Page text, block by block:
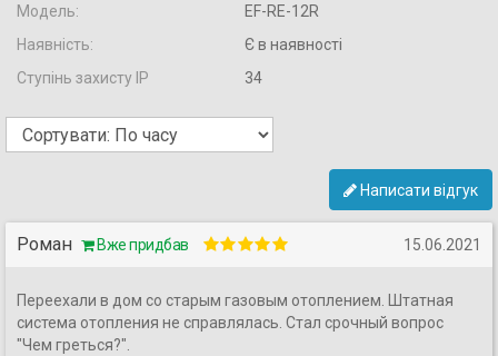
Модель:
EF-RE-12R
Наявність:
Є в наявності
Ступінь захисту IP
34
Написати відгук
Роман Вже придбав 15.06.2021
Переехали в дом со старым газовым отоплением. Штатная
система отопления не справлялась. Стал срочный вопрос
"Чем греться?".